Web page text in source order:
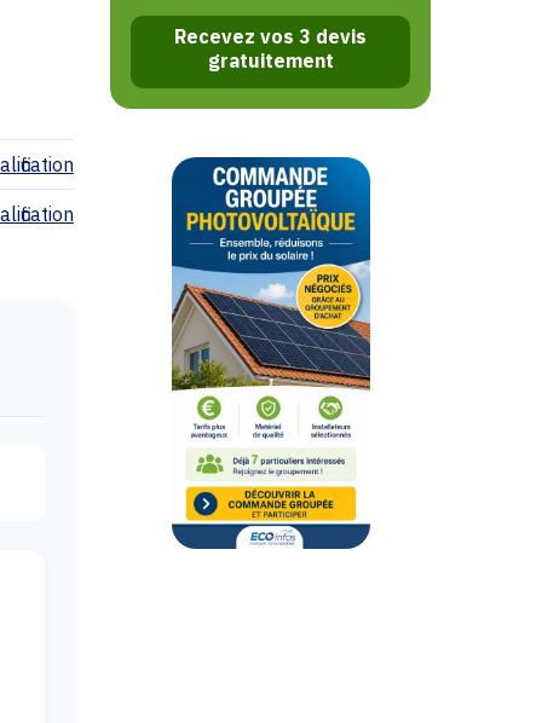
Recevez vos 3 devis
gratuitement